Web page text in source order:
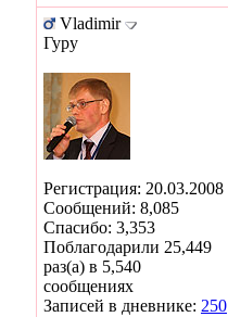
Vladimir
Гуру
Регистрация: 20.03.2008
Сообщений: 8,085
Спасибо: 3,353
Поблагодарили 25,449
раз(а) в 5,540
сообщениях
Записей в дневнике: 250